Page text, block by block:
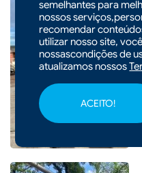
semelhantes para
nossos
recomendar
utilizar nosso site,
nossascondições de
atualizamos nossos
ACEITO!